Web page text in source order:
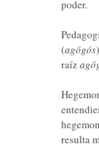
poder.
(agōgós
raíz
resulta